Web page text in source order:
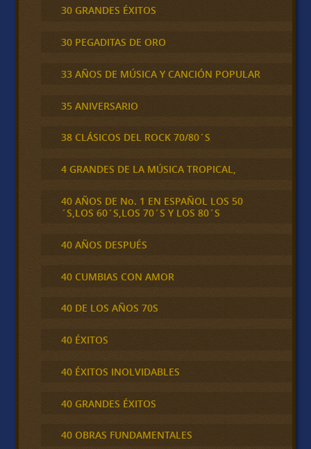
30 GRANDES ÉXITOS
30 PEGADITAS DE ORO
33 AÑOS DE MÚSICA Y CANCIÓN POPULAR
35 ANIVERSARIO
38 CLÁSICOS DEL ROCK 70/80´S
4 GRANDES DE LA MÚSICA TROPICAL,
40 AÑOS DE No. 1 EN ESPAÑOL LOS 50
´S,LOS 60´S,LOS 70´S Y LOS 80´S
40 AÑOS DESPUÉS
40 CUMBIAS CON AMOR
40 DE LOS AÑOS 70S
40 ÉXITOS
40 ÉXITOS INOLVIDABLES
40 GRANDES ÉXITOS
40 OBRAS FUNDAMENTALES